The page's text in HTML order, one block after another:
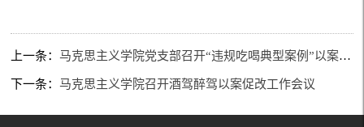
上一条：马克思主义学院党支部召开“违规吃喝典型案例”以案促改工作会
下一条：马克思主义学院召开酒驾醉驾以案促改工作会议